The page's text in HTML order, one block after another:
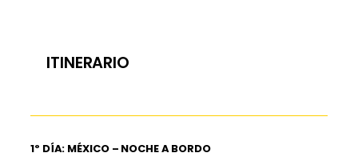
ITINERARIO
1º DÍA: MÉXICO – NOCHE A BORDO